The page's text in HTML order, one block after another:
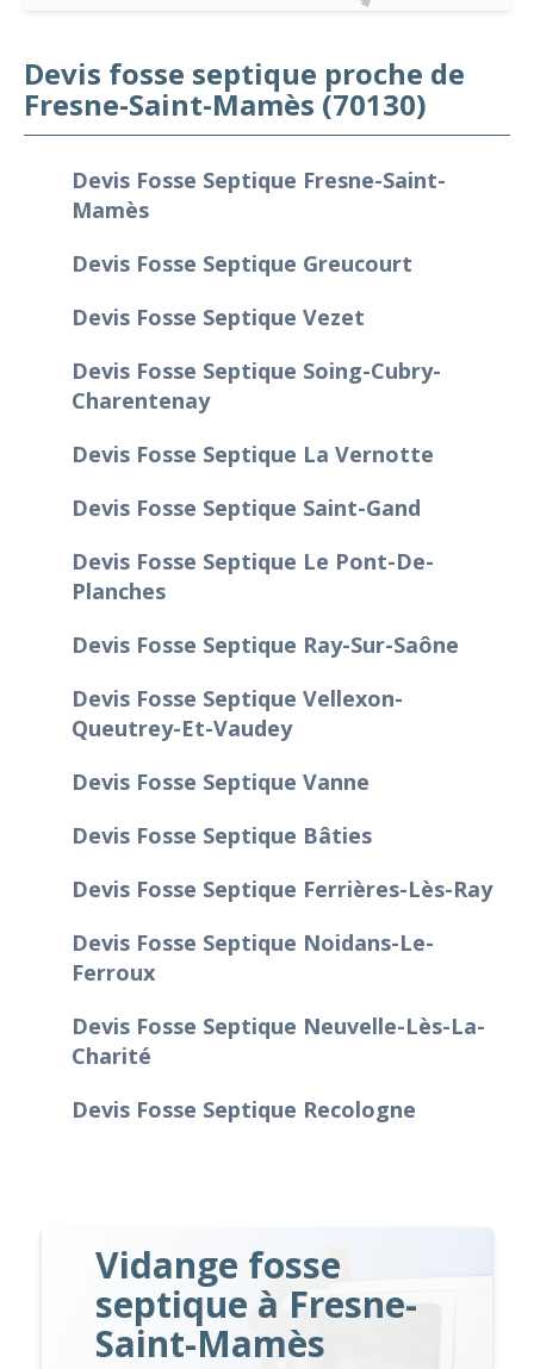
Devis fosse septique proche de
Fresne-Saint-Mamès (70130)
Devis Fosse Septique Fresne-Saint-
Mamès
Devis Fosse Septique Greucourt
Devis Fosse Septique Vezet
Devis Fosse Septique Soing-Cubry-
Charentenay
Devis Fosse Septique La Vernotte
Devis Fosse Septique Saint-Gand
Devis Fosse Septique Le Pont-De-
Planches
Devis Fosse Septique Ray-Sur-Saône
Devis Fosse Septique Vellexon-
Queutrey-Et-Vaudey
Devis Fosse Septique Vanne
Devis Fosse Septique Bâties
Devis Fosse Septique Ferrières-Lès-Ray
Devis Fosse Septique Noidans-Le-
Ferroux
Devis Fosse Septique Neuvelle-Lès-La-
Charité
Devis Fosse Septique Recologne
Vidange fosse
septique à Fresne-
Saint-Mamès